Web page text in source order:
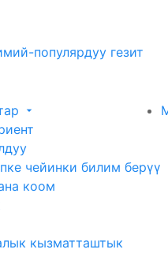
популярдуу гезит
чейинки билим берүү
коом
кызматташтык